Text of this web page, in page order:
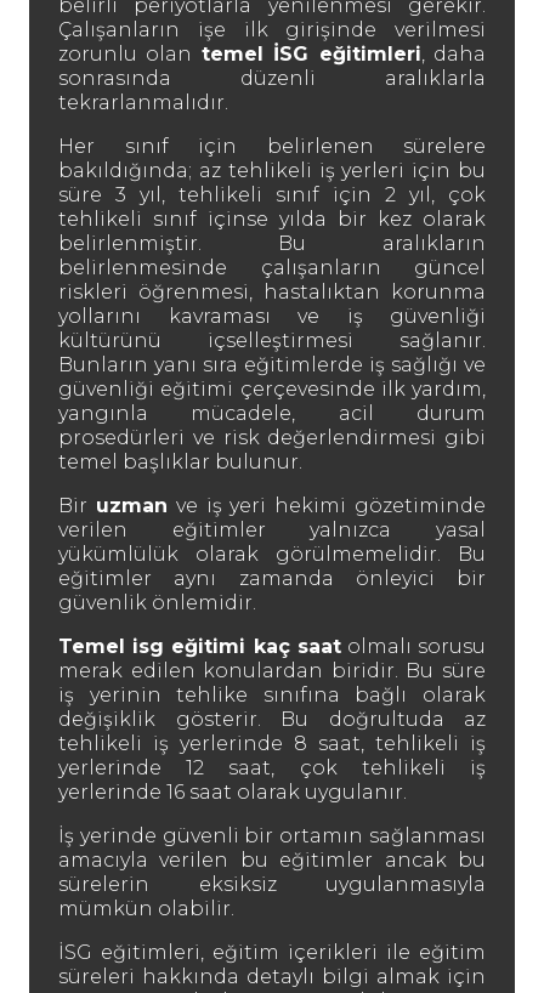
belirli periyotlarla yenilenmesi gerekir.
Çalışanların işe ilk girişinde verilmesi
zorunlu olan temel İSG eğitimleri, daha
sonrasında düzenli aralıklarla
tekrarlanmalıdır.
Her sınıf için belirlenen sürelere
bakıldığında; az tehlikeli iş yerleri için bu
süre 3 yıl, tehlikeli sınıf için 2 yıl, çok
tehlikeli sınıf içinse yılda bir kez olarak
belirlenmiştir. Bu aralıkların
belirlenmesinde çalışanların güncel
riskleri öğrenmesi, hastalıktan korunma
yollarını kavraması ve iş güvenliği
kültürünü içselleştirmesi sağlanır.
Bunların yanı sıra eğitimlerde iş sağlığı ve
güvenliği eğitimi çerçevesinde ilk yardım,
yangınla mücadele, acil durum
prosedürleri ve risk değerlendirmesi gibi
temel başlıklar bulunur.
Bir uzman ve iş yeri hekimi gözetiminde
verilen eğitimler yalnızca yasal
yükümlülük olarak görülmemelidir. Bu
eğitimler aynı zamanda önleyici bir
güvenlik önlemidir.
Temel isg eğitimi kaç saatolmalı sorusu
merak edilen konulardan biridir. Bu süre
iş yerinin tehlike sınıfına bağlı olarak
değişiklik gösterir. Bu doğrultuda az
tehlikeli iş yerlerinde 8 saat, tehlikeli iş
yerlerinde 12 saat, çok tehlikeli iş
yerlerinde 16 saat olarak uygulanır.
İş yerinde güvenli bir ortamın sağlanması
amacıyla verilen bu eğitimler ancak bu
sürelerin eksiksiz uygulanmasıyla
mümkün olabilir.
İSG eğitimleri, eğitim içerikleri ile eğitim
süreleri hakkında detaylı bilgi almak için